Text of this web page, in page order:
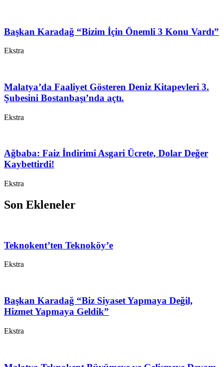
Başkan Karadağ “Bizim İçin Önemli 3 Konu Vardı”
Ekstra
Malatya’da Faaliyet Gösteren Deniz Kitapevleri 3.
Şubesini Bostanbaşı’nda açtı.
Ekstra
Ağbaba: Faiz İndirimi Asgari Ücrete, Dolar Değer
Kaybettirdi!
Ekstra
Son Ekleneler
Teknokent’ten Teknoköy’e
Ekstra
Başkan Karadağ “Biz Siyaset Yapmaya Değil,
Hizmet Yapmaya Geldik”
Ekstra